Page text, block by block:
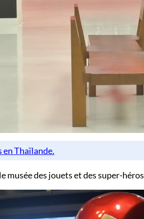
musée des jouets et des super-héros